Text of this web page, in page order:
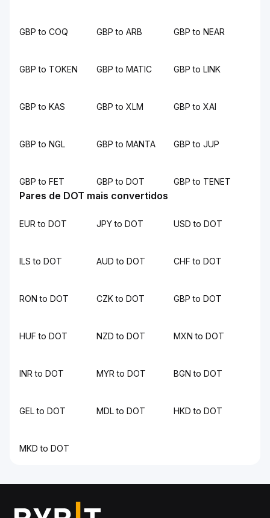
GBP to COQ GBP to ARB GBP to NEAR
GBP to TOKEN GBP to MATIC GBP to LINK
GBP to KAS GBP to XLM GBP to XAI
GBP to NGL GBP to MANTA GBP to JUP
GBP to FET GBP to DOT GBP to TENET
Pares de DOT mais convertidos
EUR to DOT JPY to DOT USD to DOT
ILS to DOT AUD to DOT CHF to DOT
RON to DOT CZK to DOT GBP to DOT
HUF to DOT NZD to DOT MXN to DOT
INR to DOT MYR to DOT BGN to DOT
GEL to DOT MDL to DOT HKD to DOT
MKD to DOT